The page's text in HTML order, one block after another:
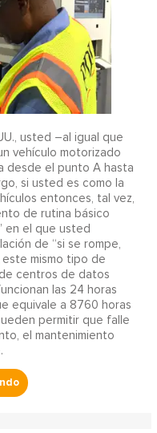
usted –al igual que
vehículo motorizado
desde el punto A hasta
si usted es como la
entonces, tal vez,
de rutina básico
en el que usted
de “si se rompe,
mismo tipo de
centros de datos
las 24 horas
equivale a 8760 horas
permitir que falle
el mantenimiento